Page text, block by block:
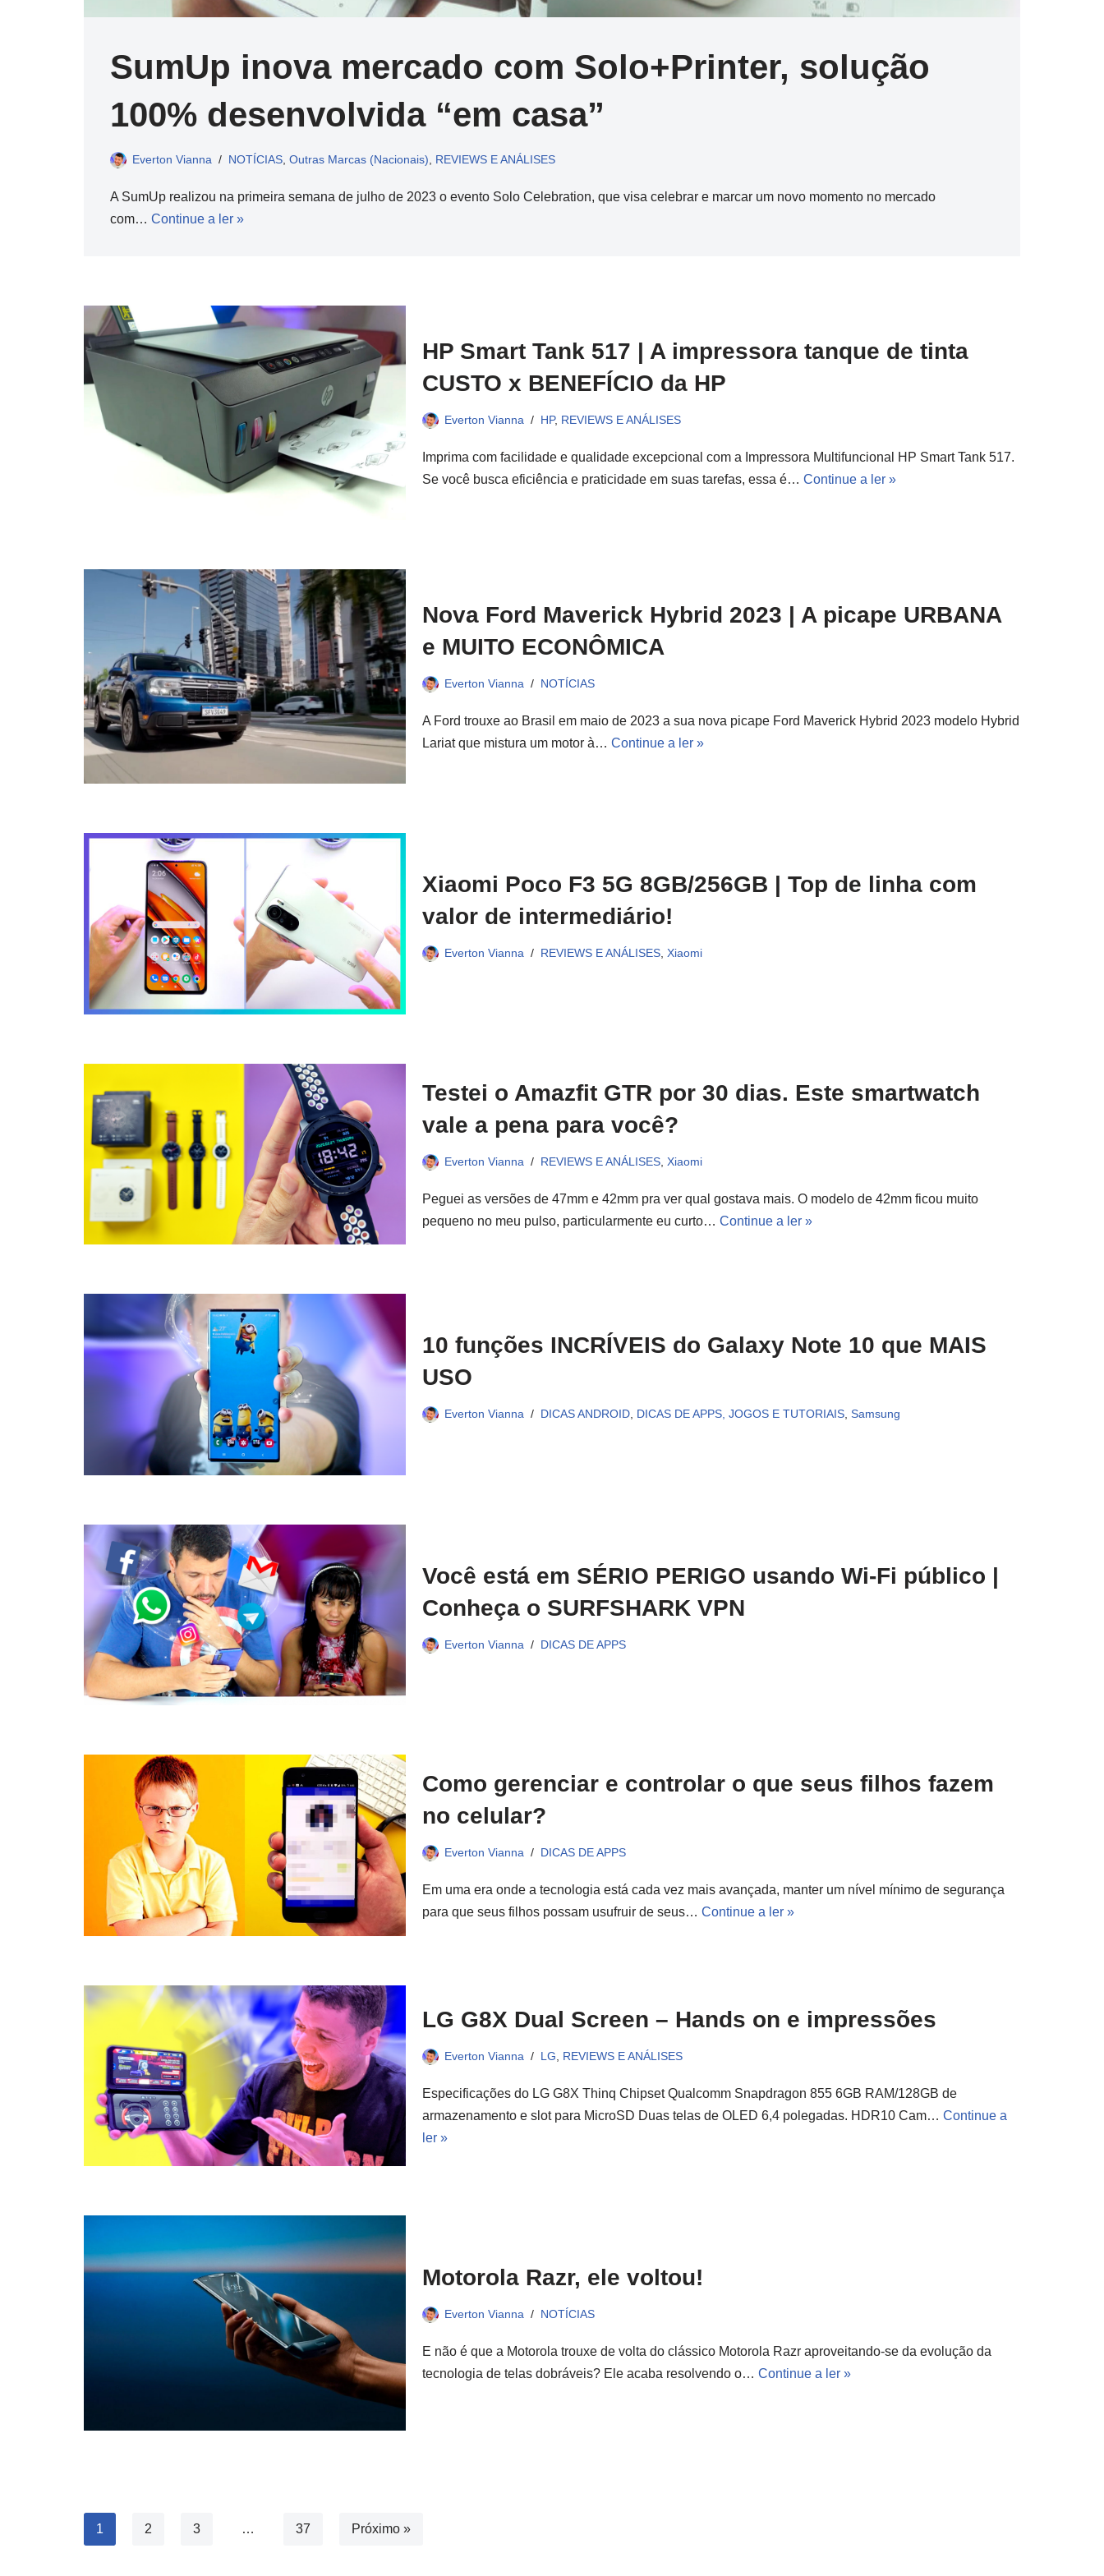
SumUp inova mercado com Solo+Printer, solução
100% desenvolvida “em casa”
Everton Vianna NOTÍCIAS Outras Marcas (Nacionais) REVIEWS E ANÁLISES
A SumUp realizou na primeira semana de julho de 2023 o evento Solo Celebration, que visa celebrar e marcar um novo momento no mercado
com… Continue a ler »
HP Smart Tank 517 | A impressora tanque de tinta
CUSTO x BENEFÍCIO da HP
Everton Vianna HP, REVIEWS E ANÁLISES
Imprima com facilidade e qualidade excepcional com a Impressora Multifuncional HP Smart Tank 517.
Se você busca eficiência e praticidade em suas tarefas, essa é… Continue a ler »
Nova Ford Maverick Hybrid 2023 | A picape URBANA
e MUITO ECONÔMICA
Everton Vianna NOTÍCIAS
A Ford trouxe ao Brasil em maio de 2023 a sua nova picape Ford Maverick Hybrid 2023 modelo Hybrid
Lariat que mistura um motor à… Continue a ler »
Xiaomi Poco F3 5G 8GB/256GB | Top de linha com
valor de intermediário!
Everton Vianna REVIEWS E ANÁLISES Xiaomi
Testei o Amazfit GTR por 30 dias. Este smartwatch
vale a pena para você?
Everton Vianna REVIEWS E ANÁLISES Xiaomi
Peguei as versões de 47mm e 42mm pra ver qual gostava mais. O modelo de 42mm ficou muito
pequeno no meu pulso, particularmente eu curto… Continue a ler »
10 funções INCRÍVEIS do Galaxy Note 10 que MAIS
USO
Everton Vianna DICAS ANDROID DICAS DE APPS, JOGOS E TUTORIAIS Samsung
Você está em SÉRIO PERIGO usando Wi-Fi público |
Conheça o SURFSHARK VPN
Everton Vianna DICAS DE APPS
Como gerenciar e controlar o que seus filhos fazem
no celular?
Everton Vianna DICAS DE APPS
Em uma era onde a tecnologia está cada vez mais avançada, manter um nível mínimo de segurança
para que seus filhos possam usufruir de seus… Continue a ler »
LG G8X Dual Screen – Hands on e impressões
Everton Vianna LG REVIEWS E ANÁLISES
Especificações do LG G8X Thinq Chipset Qualcomm Snapdragon 855 6GB RAM/128GB de
armazenamento e slot para MicroSD Duas telas de OLED 6,4 polegadas. HDR10 Cam… Continue a
ler »
Motorola Razr, ele voltou!
Everton Vianna NOTÍCIAS
E não é que a Motorola trouxe de volta do clássico Motorola Razr aproveitando-se da evolução da
tecnologia de telas dobráveis? Ele acaba resolvendo o… Continue a ler »
1 2 3 … 37 Próximo »